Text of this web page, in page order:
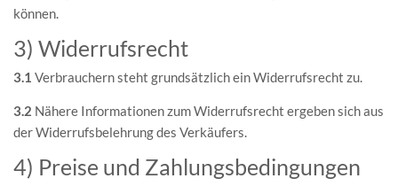
können.
3) Widerrufsrecht
3.1 Verbrauchern steht grundsätzlich ein Widerrufsrecht zu.
3.2 Nähere Informationen zum Widerrufsrecht ergeben sich aus
der Widerrufsbelehrung des Verkäufers.
4) Preise und Zahlungsbedingungen